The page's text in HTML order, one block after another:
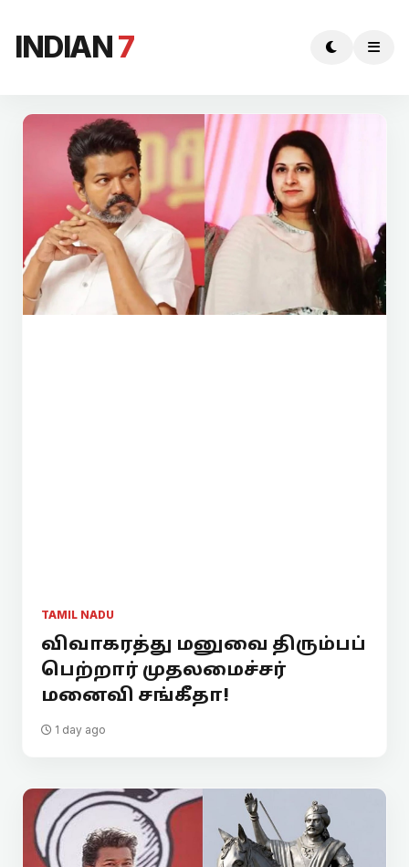
INDIAN7
TAMIL NADU
விவாகரத்து மனுவை திரும்பப்
பெற்றார் முதலமைச்சர்
மனைவி சங்கீதா!
1 day ago